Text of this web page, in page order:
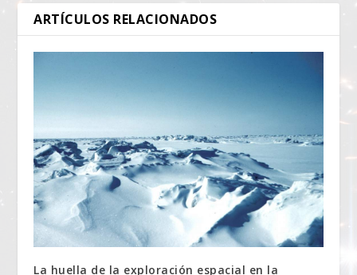
ARTÍCULOS RELACIONADOS
La huella de la exploración espacial en la